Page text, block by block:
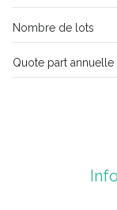
Nombre de lots
Quote part